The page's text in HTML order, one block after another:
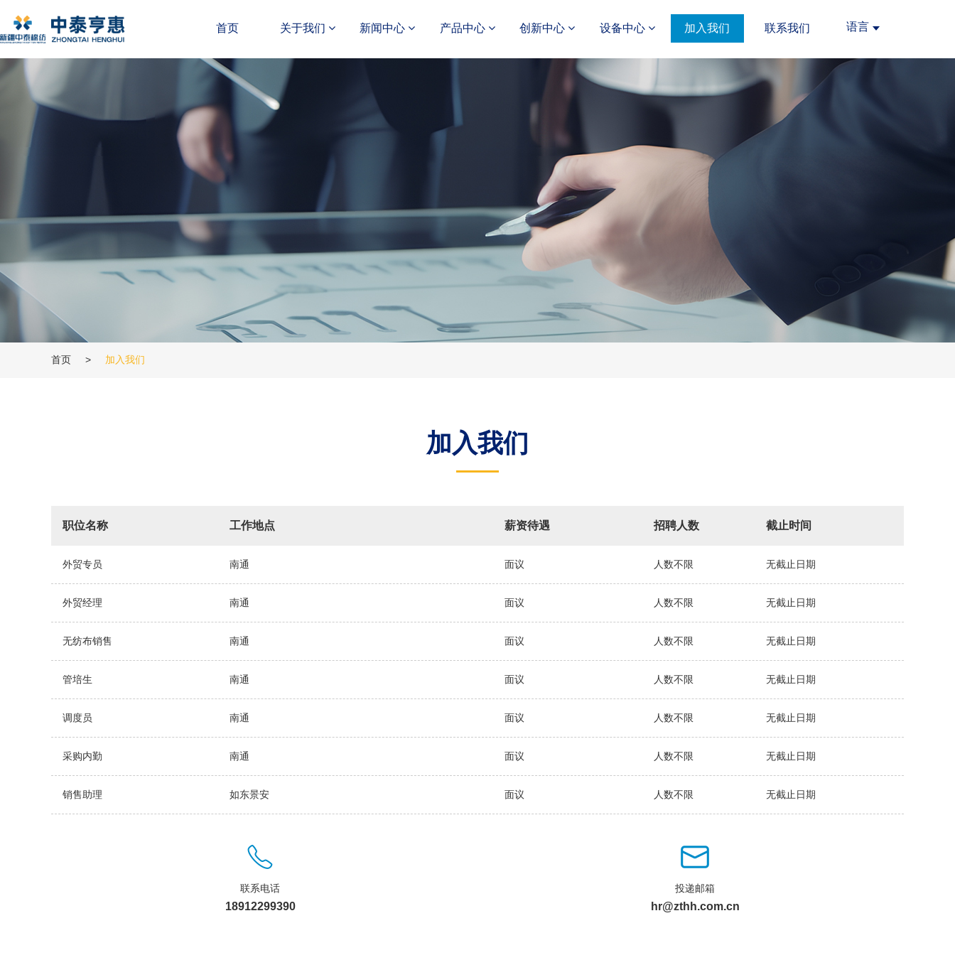
首页 关于我们 新闻中心 产品中心 创新中心 设备中心 加入我们 联系我们 语言
首页 > 加入我们
加入我们
职位名称 工作地点 薪资待遇 招聘人数 截止时间
外贸专员 南通 面议 人数不限 无截止日期
外贸经理 南通 面议 人数不限 无截止日期
无纺布销售 南通 面议 人数不限 无截止日期
管培生 南通 面议 人数不限 无截止日期
调度员 南通 面议 人数不限 无截止日期
采购内勤 南通 面议 人数不限 无截止日期
销售助理 如东景安 面议 人数不限 无截止日期
联系电话
18912299390
投递邮箱
hr@zthh.com.cn